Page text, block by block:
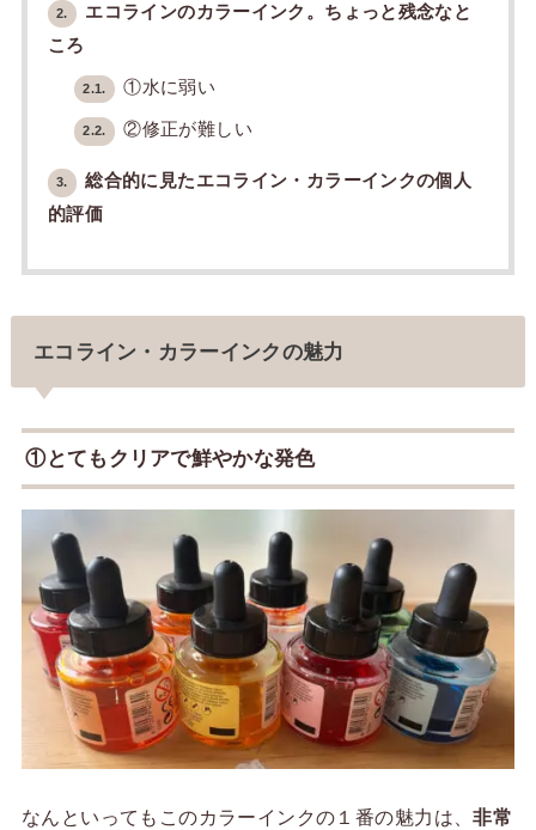
2.
エコラインのカラーインク。ちょっと残念なと
ころ
2.1. ①水に弱い
2.2. ②修正が難しい
3.
総合的に見たエコライン・カラーインクの個人
的評価
エコライン・カラーインクの魅力
①とてもクリアで鮮やかな発色
なんといってもこのカラーインクの１番の魅力は、非常